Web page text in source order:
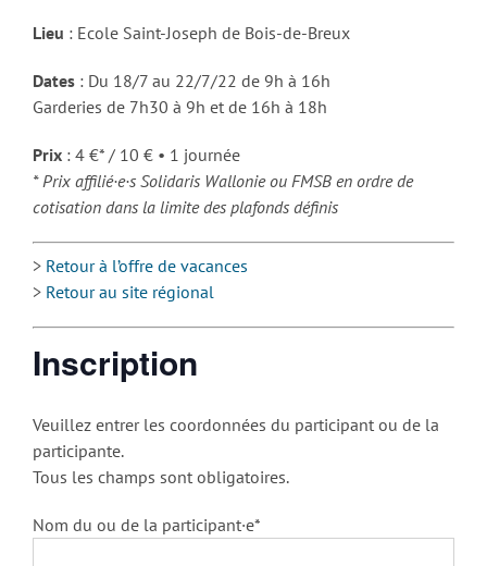
Lieu : Ecole Saint-Joseph de Bois-de-Breux
Dates : Du 18/7 au 22/7/22 de 9h à 16h
Garderies de 7h30 à 9h et de 16h à 18h
Prix : 4 €* / 10 € • 1 journée
* Prix affilié·e·s Solidaris Wallonie ou FMSB en ordre de
cotisation dans la limite des plafonds définis
> Retour à l’offre de vacances
> Retour au site régional
Inscription
Veuillez entrer les coordonnées du participant ou de la
participante.
Tous les champs sont obligatoires.
Nom du ou de la participant·e*